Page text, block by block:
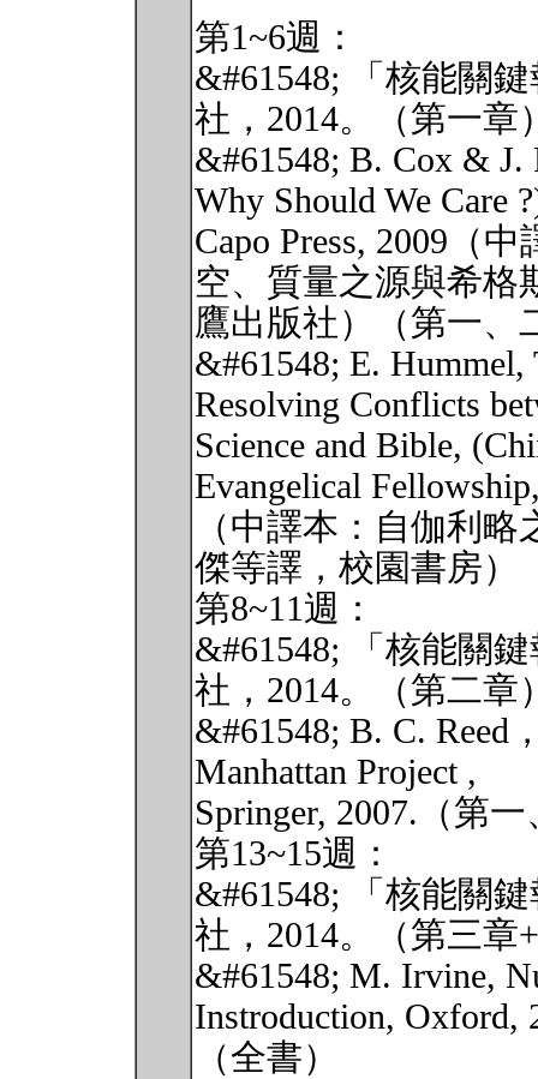
第1~6週：
&#61548; 「核能關
社，2014。（第一章
&#61548; B. Cox & J.
Why Should We Care
Capo Press, 2009（
空、質量之源與希格
鷹出版社）（第一、
&#61548; E. Hummel,
Resolving Conflicts
Science and Bible,
Evangelical
（中譯本：自伽利
傑等譯，校園書房）
第8~11週：
&#61548; 「核能關
社，2014。（第二章
&#61548; B. C. Reed
Manhattan Project ,
Springer, 2007.（第
第13~15週：
&#61548; 「核能關
社，2014。（第三章
&#61548; M. Irvine,
Instroduction, Oxford,
（全書）